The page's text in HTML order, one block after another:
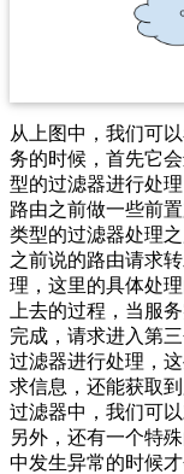
从上图中，我们可
务的时候，首先它
型的过滤器进行处
路由之前做一些前
类型的过滤器处理
之前说的路由请求
理，这里的具体处
上去的过程，当服
完成，请求进入第
过滤器进行处理，
求信息，还能获取
过滤器中，我们可
另外，还有一个特
中发生异常的时候